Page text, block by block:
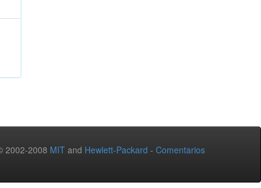
2002-2008 MIT and Hewlett-Packard - Comentarios